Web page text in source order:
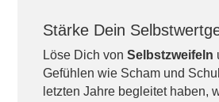
Stärke Dein
Löse Dich von Selbstzweifeln
Gefühlen wie Scham und
letzten Jahre begleitet haben,